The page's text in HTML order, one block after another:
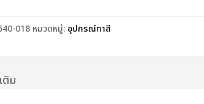
018 หมวดหมู่: อุปกรณ์ทาสี
ติม